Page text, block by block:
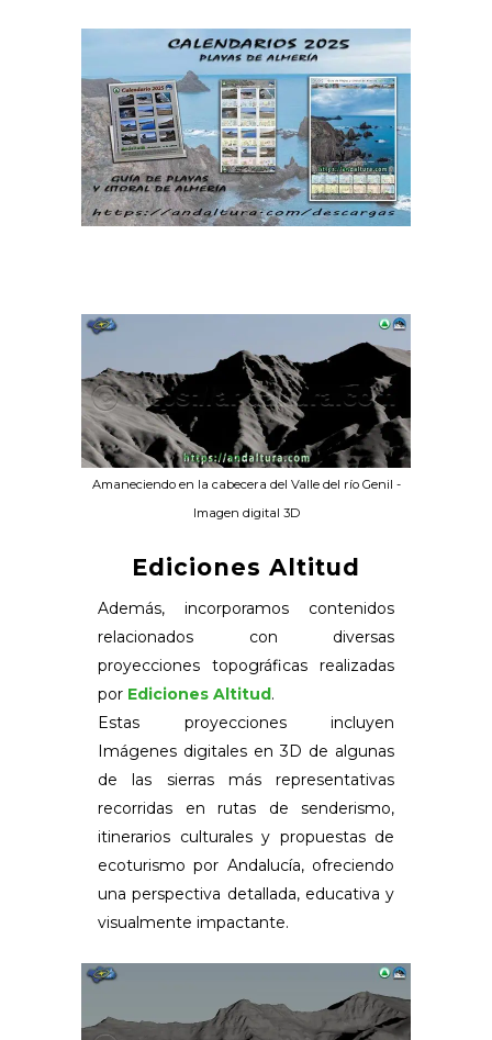
Amaneciendo en la cabecera del Valle del río Genil -
Imagen digital 3D
Ediciones Altitud
Además, incorporamos contenidos
relacionados con diversas
proyecciones topográficas realizadas
por Ediciones Altitud.
Estas proyecciones incluyen
Imágenes digitales en 3D de algunas
de las sierras más representativas
recorridas en rutas de senderismo,
itinerarios culturales y propuestas de
ecoturismo por Andalucía, ofreciendo
una perspectiva detallada, educativa y
visualmente impactante.